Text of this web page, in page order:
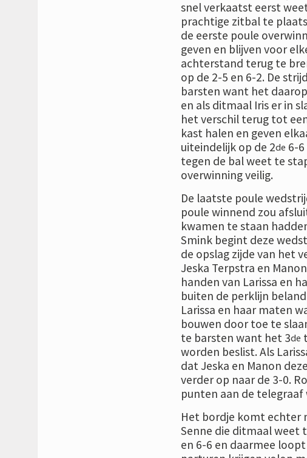
snel verkaatst eerst
prachtige zitbal te
de eerste poule
geven en blijven voor
achterstand terug te
op de 2-5 en 6-2. De
barsten want het
en als ditmaal Iris er in
het verschil terug tot
kast halen en geven
uiteindelijk op de 2de 6-
tegen de bal weet te
overwinning veilig.
De laatste poule
poule winnend zou
kwamen te staan
Smink begint deze
de opslag zijde van het
Jeska Terpstra en
handen van Larissa en
buiten de perklijn
Larissa en haar maten
bouwen door toe te
te barsten want het 3de
worden beslist. Als
dat Jeska en Manon
verder op naar de 3-0.
punten aan de
Het bordje komt echter
Senne die ditmaal weet
en 6-6 en daarmee